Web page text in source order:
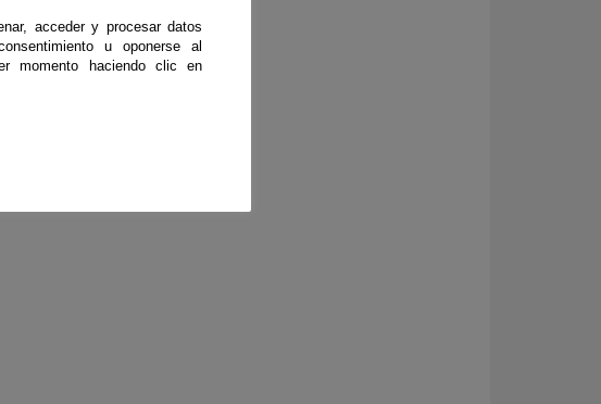
acceder y procesar datos
u oponerse al
momento haciendo clic en